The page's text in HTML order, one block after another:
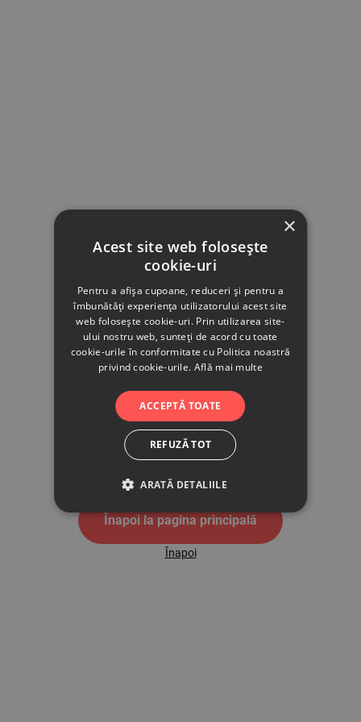
500
Înapoi la pagina principală
Înapoi
×
Acest site web folosește
cookie-uri
Pentru a afișa cupoane, reduceri și pentru a
îmbunătăți experiența utilizatorului acest site
web folosește cookie-uri. Prin utilizarea site-
ului nostru web, sunteți de acord cu toate
cookie-urile în conformitate cu Politica noastră
privind cookie-urile. Află mai multe
ACCEPTĂ TOATE
REFUZĂ TOT
ARATĂ DETALIILE